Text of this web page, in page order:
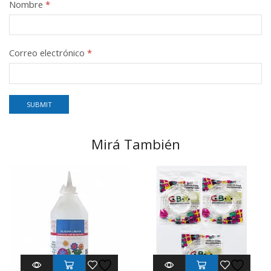
Nombre *
Correo electrónico *
Mirá También